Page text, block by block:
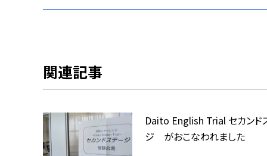
関連記事
Daito English Trial セカンド
ジ がおこなわれました